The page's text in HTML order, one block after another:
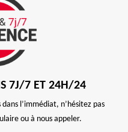
7J/7 ET 24H/24
l’immédiat, n’hésitez pas
ou à nous appeler.